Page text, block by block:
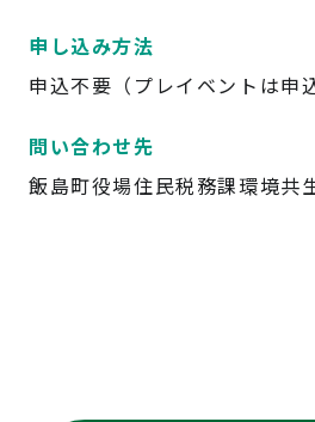
申し込み方法
申込不要（プレイベントは申
問い合わせ先
飯島町役場住民税務課環境共